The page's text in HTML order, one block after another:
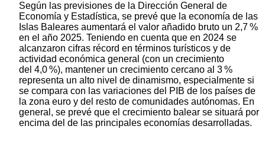
Según las previsiones de la Dirección General de
Economía y Estadística, se prevé que la economía de las
Islas Baleares aumentará el valor añadido bruto un 2,7 %
en el año 2025. Teniendo en cuenta que en 2024 se
alcanzaron cifras récord en términos turísticos y de
actividad económica general (con un crecimiento
del 4,0 %), mantener un crecimiento cercano al 3 %
representa un alto nivel de dinamismo, especialmente si
se compara con las variaciones del PIB de los países de
la zona euro y del resto de comunidades autónomas. En
general, se prevé que el crecimiento balear se situará por
encima del de las principales economías desarrolladas.